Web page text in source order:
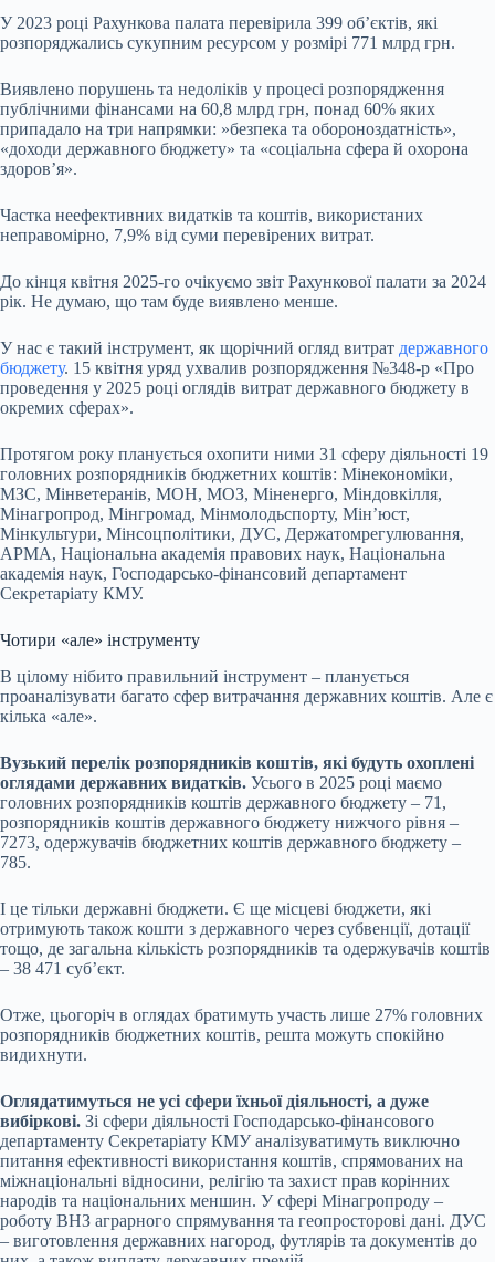
У 2023 році Рахункова палата перевірила 399 об’єктів, які
розпоряджались сукупним ресурсом у розмірі 771 млрд грн.
Виявлено порушень та недоліків у процесі розпорядження
публічними фінансами на 60,8 млрд грн, понад 60% яких
припадало на три напрямки: »безпека та обороноздатність»,
«доходи державного бюджету» та «соціальна сфера й охорона
здоров’я».
Частка неефективних видатків та коштів, використаних
неправомірно, 7,9% від суми перевірених витрат.
До кінця квітня 2025-го очікуємо звіт Рахункової палати за 2024
рік. Не думаю, що там буде виявлено менше.
У нас є такий інструмент, як щорічний огляд витрат державного
бюджету. 15 квітня уряд ухвалив розпорядження №348-р «Про
проведення у 2025 році оглядів витрат державного бюджету в
окремих сферах».
Протягом року планується охопити ними 31 сферу діяльності 19
головних розпорядників бюджетних коштів: Мінекономіки,
МЗС, Мінветеранів, МОН, МОЗ, Міненерго, Міндовкілля,
Мінагропрод, Мінгромад, Мінмолодьспорту, Мінʼюст,
Мінкультури, Мінсоцполітики, ДУС, Держатомрегулювання,
АРМА, Національна академія правових наук, Національна
академія наук, Господарсько-фінансовий департамент
Секретаріату КМУ.
Чотири «але» інструменту
В цілому нібито правильний інструмент – планується
проаналізувати багато сфер витрачання державних коштів. Але є
кілька «але».
Вузький перелік розпорядників коштів, які будуть охоплені
оглядами державних видатків. Усього в 2025 році маємо
головних розпорядників коштів державного бюджету – 71,
розпорядників коштів державного бюджету нижчого рівня –
7273, одержувачів бюджетних коштів державного бюджету –
785.
І це тільки державні бюджети. Є ще місцеві бюджети, які
отримують також кошти з державного через субвенції, дотації
тощо, де загальна кількість розпорядників та одержувачів коштів
– 38 471 суб’єкт.
Отже, цьогоріч в оглядах братимуть участь лише 27% головних
розпорядників бюджетних коштів, решта можуть спокійно
видихнути.
Оглядатимуться не усі сфери їхньої діяльності, а дуже
вибіркові. Зі сфери діяльності Господарсько-фінансового
департаменту Секретаріату КМУ аналізуватимуть виключно
питання ефективності використання коштів, спрямованих на
міжнаціональні відносини, релігію та захист прав корінних
народів та національних меншин. У сфері Мінагропроду –
роботу ВНЗ аграрного спрямування та геопросторові дані. ДУС
– виготовлення державних нагород, футлярів та документів до